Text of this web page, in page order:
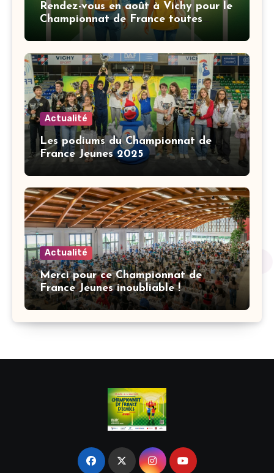
Rendez-vous en août à Vichy pour le
Championnat de France toutes
Actualité
Les podiums du Championnat de
France Jeunes 2025
Actualité
Merci pour ce Championnat de
France Jeunes inoubliable !